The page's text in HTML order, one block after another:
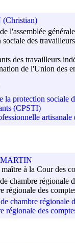
l'assemblée
sociale des
des travailleurs
de l'Union des
la protection sociale
(CPSTI)
à la Cour des
chambre régionale
régionale des
chambre régionale
régionale des